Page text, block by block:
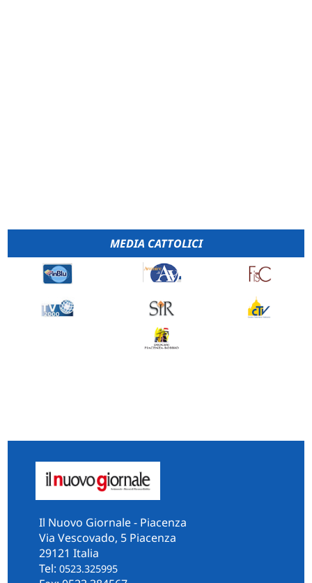
MEDIA CATTOLICI
Il Nuovo Giornale - Piacenza
Via Vescovado, 5 Piacenza
29121 Italia
Tel: 0523.325995